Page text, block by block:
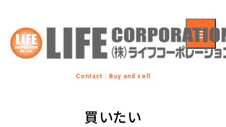
Contact : Buy and sell
買いたい